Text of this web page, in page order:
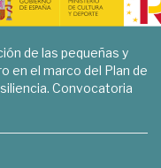
de las pequeñas y
en el marco del Plan de
Convocatoria